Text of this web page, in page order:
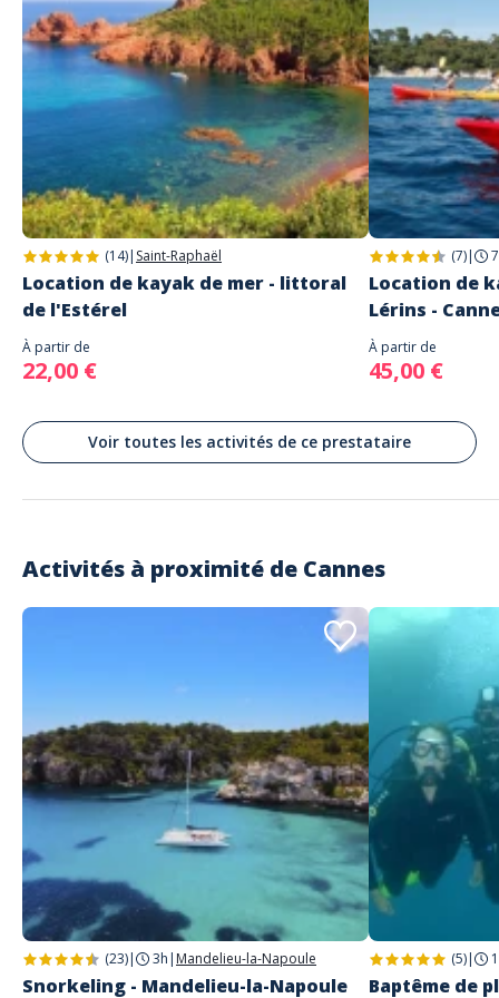
des télescopes. • Animation et découverte. • Utilisation des instruments
et observations. • Echange « animateur-audience »
Français
Adresse
Seafirst Kayak
Place Franklin Roosevelt
Cannes
(14)| Saint-Raphaël
Location de kayak de mer - littoral
de l'Estérel
À partir de
22,00 €
(7)|
Location de
Lérins -
À partir de
45,00 €
Voir toutes les activités de ce prestataire
Activités à proximité de Cannes
(23)| 3h | Mandelieu-la-Napoule
Snorkeling - Mandelieu-la-Napoule
(5)|
Baptême de